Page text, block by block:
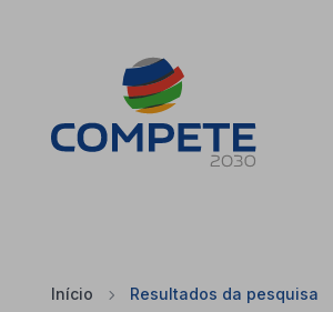
Início Resultados da pesquisa